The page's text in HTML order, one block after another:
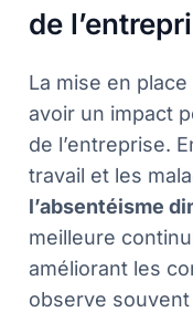
de
La mise en place
avoir un impact
de l’entreprise.
travail et les
l’absentéisme
meilleure
améliorant les
observe